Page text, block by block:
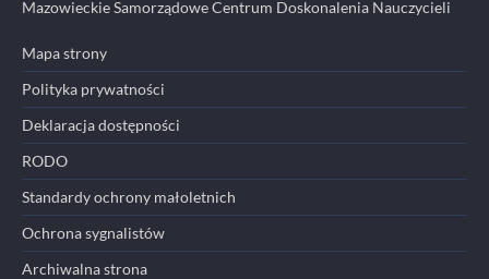
Mazowieckie Samorządowe Centrum Doskonalenia Nauczycieli
Mapa strony
Polityka prywatności
Deklaracja dostępności
RODO
Standardy ochrony małoletnich
Ochrona sygnalistów
Archiwalna strona